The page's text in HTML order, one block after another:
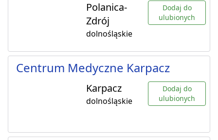
Polanica-
Zdrój
dolnośląskie
Dodaj do
ulubionych
Centrum Medyczne Karpacz
Karpacz
dolnośląskie
Dodaj do
ulubionych